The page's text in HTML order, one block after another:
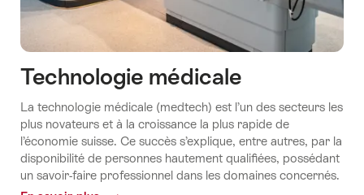
Technologie médicale
La technologie médicale (medtech) est l’un des secteurs les
plus novateurs et à la croissance la plus rapide de
l’économie suisse. Ce succès s’explique, entre autres, par la
disponibilité de personnes hautement qualifiées, possédant
un savoir-faire professionnel dans les domaines concernés.